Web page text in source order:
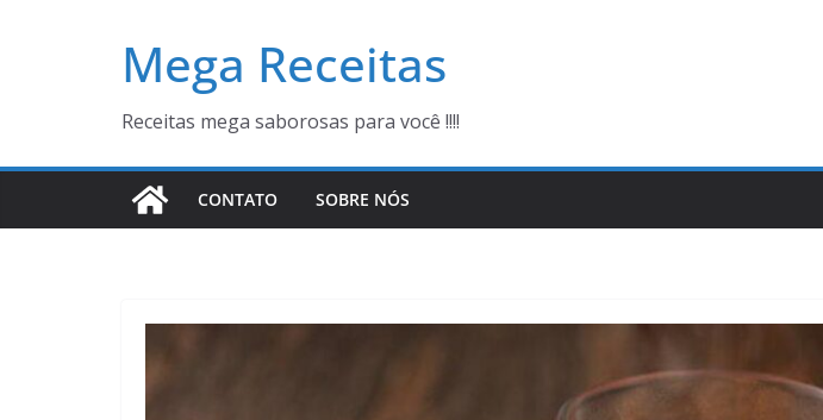
Mega Receitas
Receitas mega saborosas para você !!!!
CONTATO SOBRE NÓS